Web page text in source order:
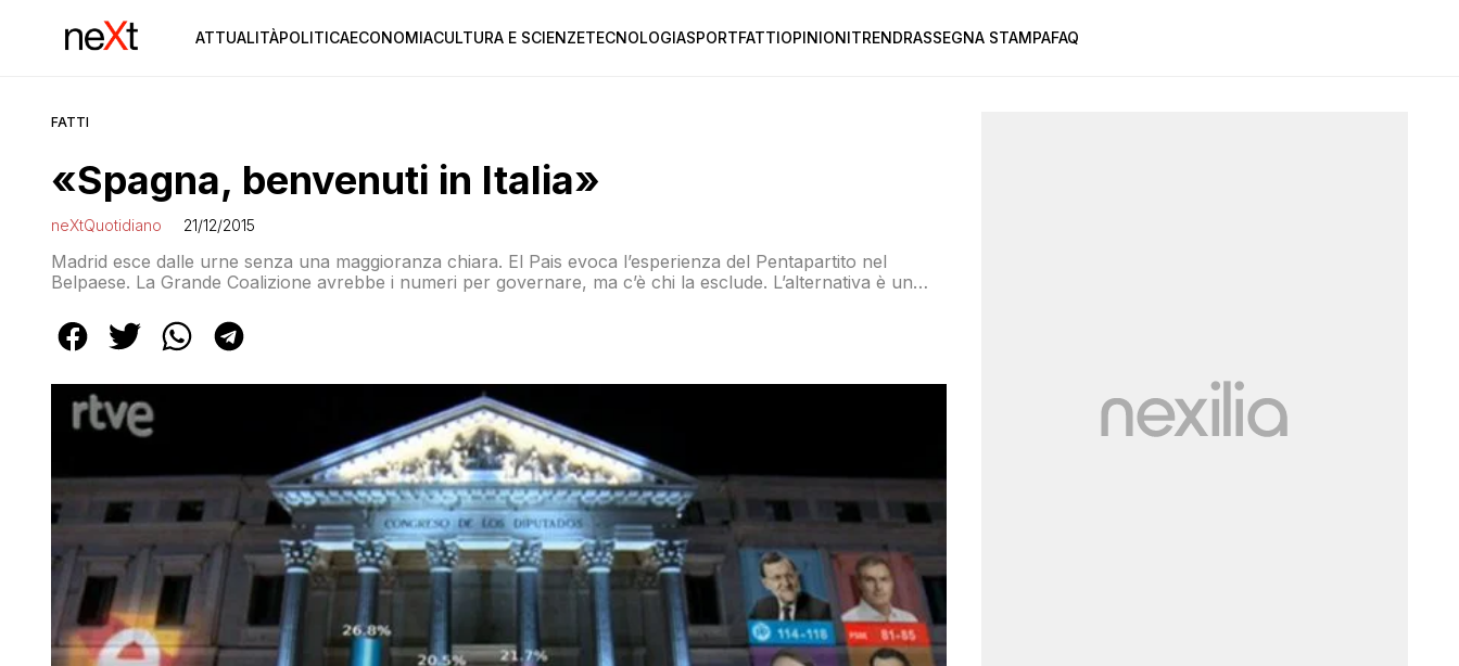
ATTUALITÀPOLITICAECONOMIACULTURA E SCIENZETECNOLOGIASPORTFATTIOPINIONITRENDRASSEGNA STAMPAFAQ
FATTI
«Spagna, benvenuti in Italia»
neXtQuotidiano 21/12/2015
Madrid esce dalle urne senza una maggioranza chiara. El Pais evoca l’esperienza del Pentapartito nel
Belpaese. La Grande Coalizione avrebbe i numeri per governare, ma c’è chi la esclude. L’alternativa è un